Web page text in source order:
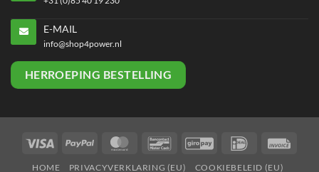
E-MAIL
info@shop4power.nl
HERROEPING BESTELLING
Visa PayPal MasterCardBancontactGiroPay IDeal
HOME PRIVACYVERKLARING (EU) COOKIEBELEID (EU)